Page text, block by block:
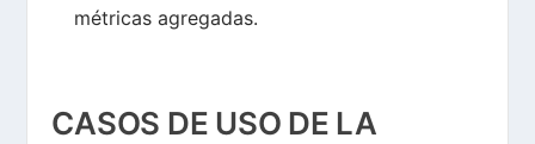
métricas agregadas.
CASOS DE USO DE LA